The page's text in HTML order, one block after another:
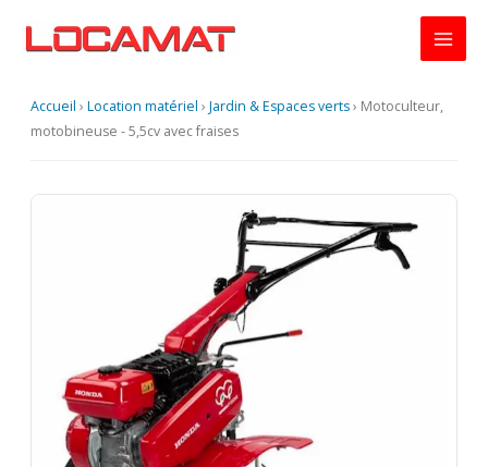
Accueil › Location matériel › Jardin & Espaces verts› Motoculteur,
motobineuse - 5,5cv avec fraises